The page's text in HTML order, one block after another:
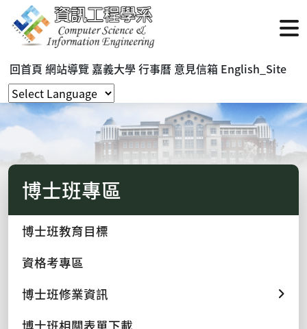
回首頁 網站導覽 嘉義大學行事曆 意見信箱 English_Site
博士班專區
博士班教育目標
資格考專區
博士班修業資訊
博士班相關表單下載